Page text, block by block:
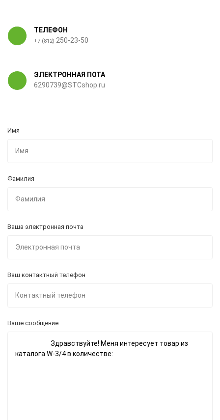
ТЕЛЕФОН
+7 (812) 250-23-50
ЭЛЕКТРОННАЯ ПОТА
6290739@STCshop.ru
Имя
Фамилия
Ваша электронная почта
Ваш контактный телефон
Ваше сообщение